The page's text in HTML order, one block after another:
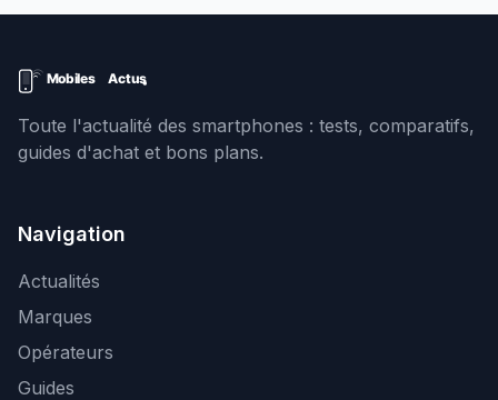
Toute l'actualité des smartphones : tests, comparatifs,
guides d'achat et bons plans.
Navigation
Actualités
Marques
Opérateurs
Guides